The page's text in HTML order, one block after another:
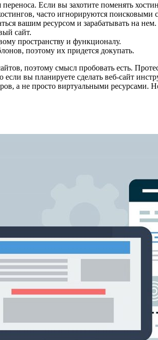
Если вы захотите поменять
часто игнорируются поисковыми
вашим ресурсом и зарабатывать на нем.
сайт.
пространству и функционалу.
поэтому их придется докупать.
поэтому смысл пробовать есть.
вы планируете сделать веб-сайт
а не просто виртуальными ресурсами.